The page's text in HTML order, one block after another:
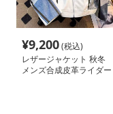
¥9,200(税込)
レザージャケット 秋冬
メンズ合成皮革ライダー